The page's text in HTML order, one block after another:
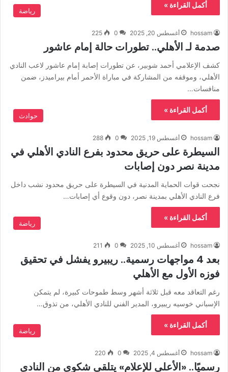
أكمل القراءة »
رياضة
hossam أغسطس 20, 2025 0
225
صدمة لـ الأهلي.. تطورات حالة إمام عاشور
كشف الإعلامي أحمد شوبير، عن تطورات إصابة إمام عاشور لاعب النادي
الأهلي، وموقفه من المشاركة في مباراة الأحمر أمام بيراميدز، ضمن
منافسات…
أكمل القراءة »
حوادث
hossam أغسطس 19, 2025 0
288
السيطرة على حريق محدود بفرع النادي الأهلي في
مدينة نصر دون إصابات
نجحت قوات الحماية المدنية في السيطرة على حريق محدود نشب داخل
فرع النادي الأهلي بمدينة نصر، دون وقوع أي إصابات…
أكمل القراءة »
رياضة
hossam أغسطس 10, 2025 0
211
بعد 4 مواجهات رسمية.. ريبيرو يفشل في تحقيق
فوزه الأول مع الأهلي
رغم التعاقد معه قبل ثلاثة أشهر وسط طموحات كبيرة، لم يتمكن
الإسباني خوسيه ريبيرو، المدير الفني للنادي الأهلي، من تذوق…
أكمل القراءة »
رياضة
hossam أغسطس 4, 2025 0
220
رسميًا.. «الأعلى للإعلام» يتلقى شكوى من النادى